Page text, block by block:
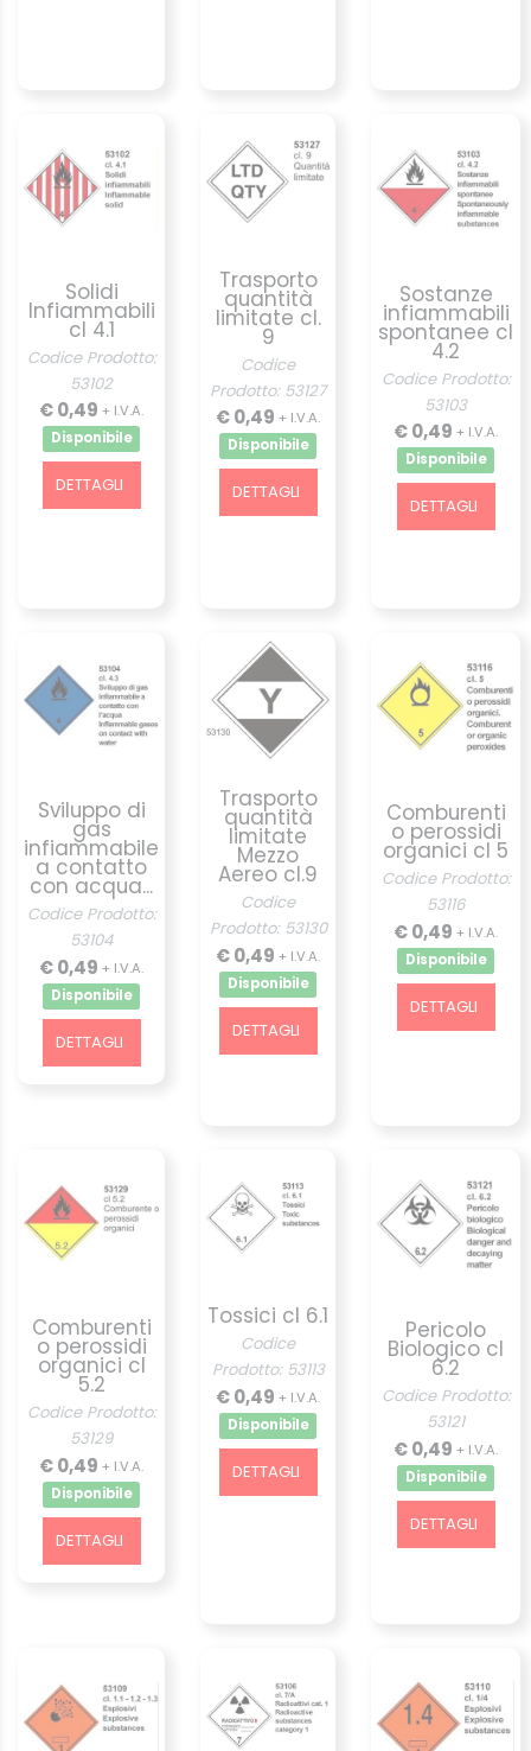
Solidi
Infiammabili
cl 4.1
Codice Prodotto:
53102
€ 0,49 + I.V.A.
Disponibile
DETTAGLI
Trasporto
quantità
limitate cl.
9
Codice
Prodotto: 53127
€ 0,49 + I.V.A.
Disponibile
DETTAGLI
Sostanze
infiammabili
spontanee cl
4.2
Codice Prodotto:
53103
€ 0,49 + I.V.A.
Disponibile
DETTAGLI
Sviluppo di
gas
infiammabile
a contatto
con acqua...
Codice Prodotto:
53104
€ 0,49 + I.V.A.
Disponibile
DETTAGLI
Trasporto
quantità
limitate
Mezzo
Aereo cl.9
Codice
Prodotto: 53130
€ 0,49 + I.V.A.
Disponibile
DETTAGLI
Comburenti
o perossidi
organici cl 5
Codice Prodotto:
53116
€ 0,49 + I.V.A.
Disponibile
DETTAGLI
Comburenti
o perossidi
organici cl
5.2
Codice Prodotto:
53129
€ 0,49 + I.V.A.
Disponibile
DETTAGLI
Tossici cl 6.1
Codice
Prodotto: 53113
€ 0,49 + I.V.A.
Disponibile
DETTAGLI
Pericolo
Biologico cl
6.2
Codice Prodotto:
53121
€ 0,49 + I.V.A.
Disponibile
DETTAGLI